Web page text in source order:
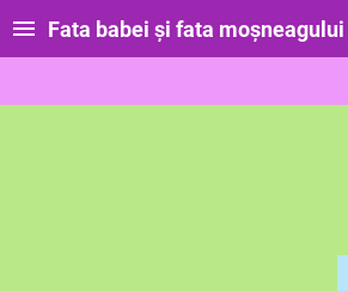
Fata babei și fata moșneagului